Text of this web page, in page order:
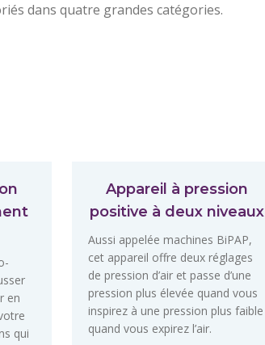
dans quatre grandes catégories.
en
qui
Appareil à pression
positive à deux niveaux
Aussi appelée machines BiPAP,
cet appareil offre deux réglages
de pression d’air et passe d’une
pression plus élevée quand vous
inspirez à une pression plus faible
quand vous expirez l’air.